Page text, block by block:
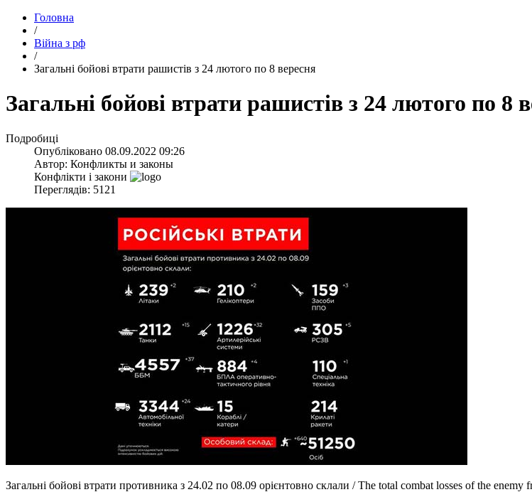
Головна
/
Війна з рф
/
​Загальні бойові втрати рашистів з 24 лютого по 8 вересня
​Загальні бойові втрати рашистів з 24 лютого по 8
Подробиці
Опубліковано 08.09.2022 09:26
Автор: Конфликты и законы
Конфлікти і закони
Переглядів: 5121
Загальні бойові втрати противника з 24.02 по 08.09 орієнтовно склали / The total combat losses of the